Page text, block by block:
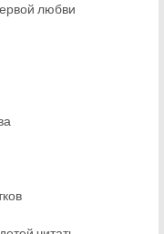
любви